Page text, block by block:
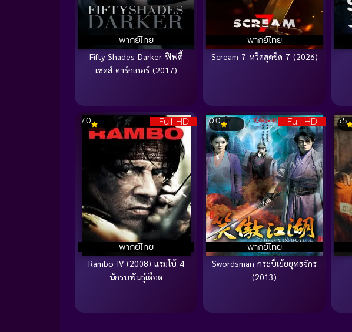
พากย์ไทย
Fifty Shades Darker ฟิฟตี้
เชดส์ ดาร์กเกอร์ (2017)
พากย์ไทย
Scream 7 หวีดสุดขีด 7 (2026)
Full HD
พากย์ไทย
7.0
Rambo IV (2008) แรมโบ้ 4
นักรบพันธุ์เดือด
Full HD
พากย์ไทย
0.0
Swordsman กระบี่เย้ยยุทธจักร
(2013)
5.5